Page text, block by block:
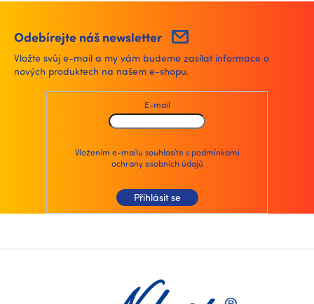
Odebírejte náš newsletter
Vložte svůj e-mail a my vám budeme zasílat informace o
nových produktech na našem e-shopu.
E-mail
Vložením e-mailu souhlasíte spodmínkami
ochrany osobních údajů
Přihlásit se
á